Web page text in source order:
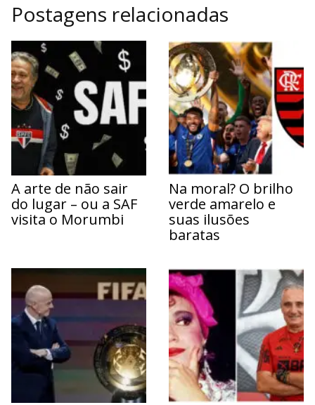
Postagens relacionadas
A arte de não sair
do lugar – ou a SAF
visita o Morumbi
Na moral? O brilho
verde amarelo e
suas ilusões
baratas